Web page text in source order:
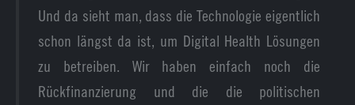
Und da sieht man, dass die Technologie eigentlich
schon längst da ist, um Digital Health Lösungen
zu betreiben. Wir haben einfach noch die
Rückfinanzierung und die die politischen